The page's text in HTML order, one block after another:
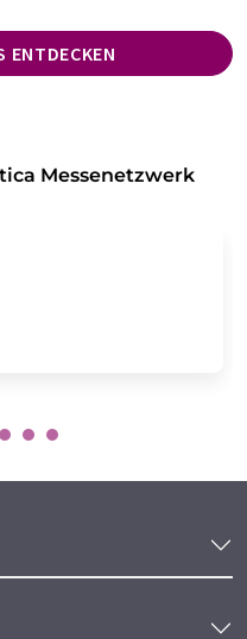
ENTDECKEN
Messenetzwerk